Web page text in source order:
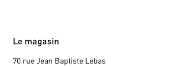
Le magasin
70 rue Jean Baptiste Lebas